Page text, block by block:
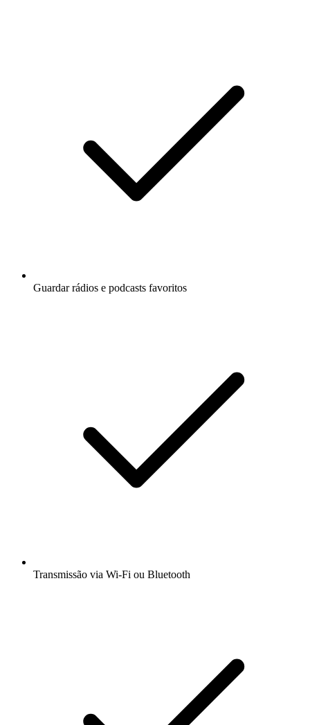
Guardar rádios e podcasts favoritos
Transmissão via Wi-Fi ou Bluetooth